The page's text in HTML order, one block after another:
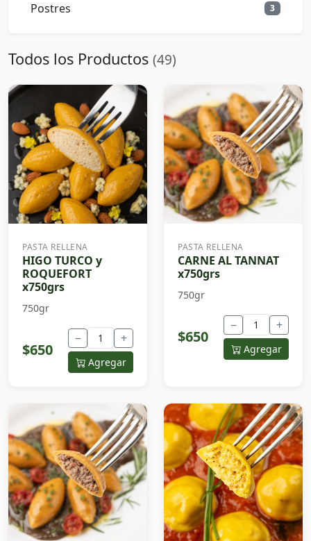
Postres 3
Todos los Productos (49)
PASTA RELLENA
HIGO TURCO y
ROQUEFORT
x750grs
750gr
$650
− +
Agregar
PASTA RELLENA
CARNE AL TANNAT
x750grs
750gr
$650
− +
Agregar